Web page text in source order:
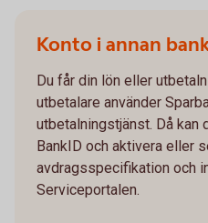
Konto i annan
Du får din lön eller
utbetalare använder
utbetalningstjänst. Då kan
BankID och aktivera eller
avdragsspecifikation och
Serviceportalen.